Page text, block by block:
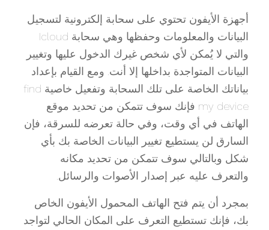
أجهزة الأيفون تحتوي على سحابة إلكترونية لتسجيل
البيانات والمعلومات وحفظها وهي سحابة Icloud
والتي لا يُمكن لأي شخص غيرك الدخول عليها وتغيير
البيانات المتواجدة بداخلها إلا أنت. ومع القيام بإعداد
بياناتك الخاصة على تلك السحابة وتفعيل خاصية find
my device فإنك سوف تتمكن من تحديد موقع
الهاتف في أي وقت، وفي حالة تعرضه للسرقة، فإن
السارق لن يستطيع تغيير البيانات الخاصة بك بأي
شكل وبالتالي سوف تتمكن من تحديد مكانه
والتعرف عليه عبر إصدار الأصوات والرسائل.
بمجرد أن يتم فتح الهاتف المحمول الأيفون الخاص
بك، فإنك تستطيع التعرف على المكان الحالي لتواجد